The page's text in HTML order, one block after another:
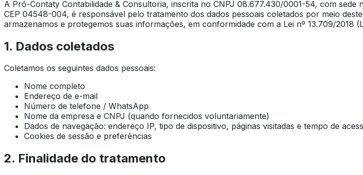
A Pró-Contaty Contabilidade & Consultoria, inscrita no CNPJ 08.677.430/0001-54, com
CEP 04548-004, é responsável pelo tratamento dos dados pessoais coletados por meio
armazenamos e protegemos suas informações, em conformidade com a Lei nº 13.709/2018
1. Dados coletados
Coletamos os seguintes dados pessoais:
Nome completo
Endereço de e-mail
Número de telefone / WhatsApp
Nome da empresa e CNPJ (quando fornecidos voluntariamente)
Dados de navegação: endereço IP, tipo de dispositivo, páginas visitadas e tempo de
Cookies de sessão e preferências
2. Finalidade do tratamento